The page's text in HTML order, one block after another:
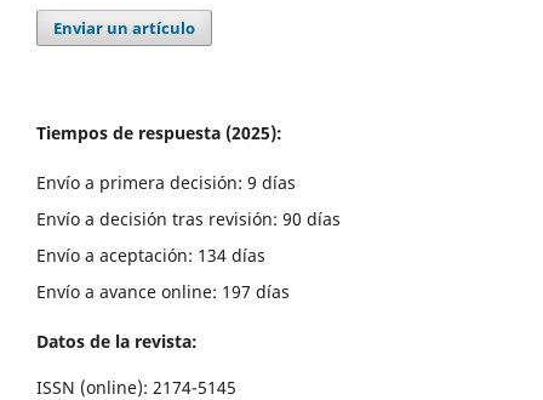
Enviar un artículo
Tiempos de respuesta (2025):
Envío a primera decisión: 9 días
Envío a decisión tras revisión: 90 días
Envío a aceptación: 134 días
Envío a avance online: 197 días
Datos de la revista:
ISSN (online): 2174-5145